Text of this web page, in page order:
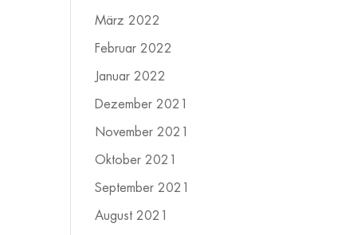
März 2022
Februar 2022
Januar 2022
Dezember 2021
November 2021
Oktober 2021
September 2021
August 2021